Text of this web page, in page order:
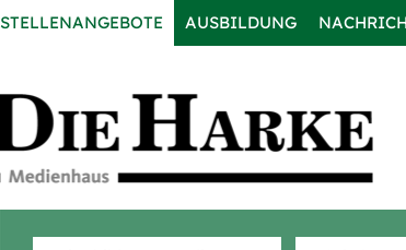
STELLENANGEBOTE AUSBILDUNG